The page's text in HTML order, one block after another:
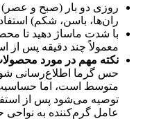
روزی دو بار (صبح و عصر)
ران‌ها، باسن، شکم)
با شدت ماساژ دهید تا
معمولاً چند دقیقه پس از
نکته مهم در مورد
حس گرما اطلاع‌رسانی
متوسط است، اما
توصیه می‌شود پس از
عامل گرم‌کننده به